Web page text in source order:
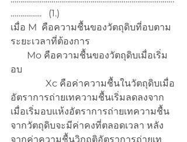
…………….   (1.)
เมื่อ M  คือความชื้นของวัตถุดิบที่อบตาม
ระยะเวลาที่ต้องการ
Mo คือความชื้นของวัตถุดิบเมื่อเริ่ม
อบ
Xc คือค่าความชื้นในวัตถุดิบเมื่อ
อัตราการถ่ายเทความชื้นเริ่มลดลงจาก
เมื่อเริ่มอบแห้งอัตราการถ่ายเทความชื้น
จากวัตถุดิบจะมีค่าคงที่ตลอดเวลา หลัง
จากค่าความชื้นวิกฤติอัตราการถ่ายเท